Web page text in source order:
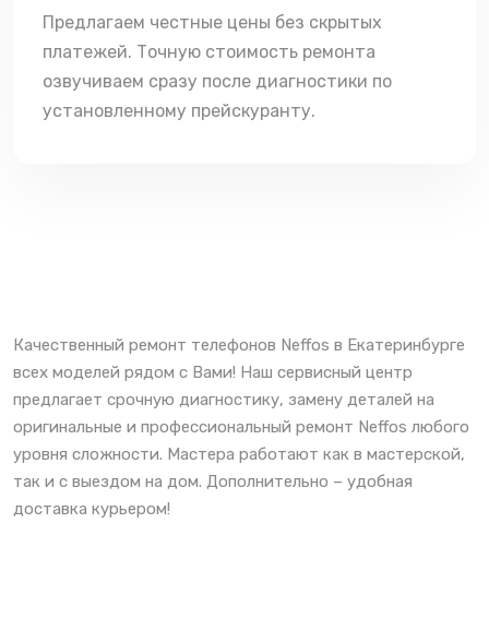
Предлагаем честные цены без скрытых
платежей. Точную стоимость ремонта
озвучиваем сразу после диагностики по
установленному прейскуранту.
Качественный ремонт телефонов Neffos в Екатеринбурге
всех моделей рядом с Вами! Наш сервисный центр
предлагает срочную диагностику, замену деталей на
оригинальные и профессиональный ремонт Neffos любого
уровня сложности. Мастера работают как в мастерской,
так и с выездом на дом. Дополнительно – удобная
доставка курьером!